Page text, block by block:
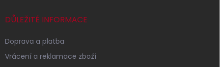
DŮLEŽITÉ INFORMACE
Doprava a platba
Vrácení a reklamace zboží